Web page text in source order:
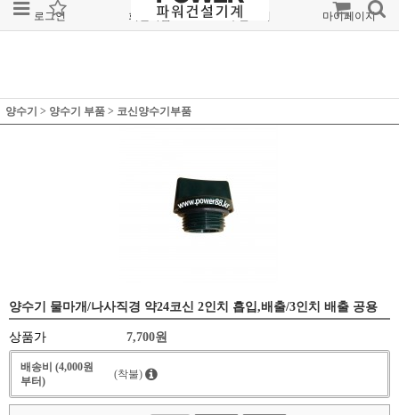
로그인 회원가입 주문조회 마이페이지
양수기 > 양수기 부품 > 코신양수기부품
양수기 물마개/나사직경 약24코신 2인치 흡입,배출/3인치 배출 공용
상품가 7,700원
배송비 (4,000원
부터)
(착불)